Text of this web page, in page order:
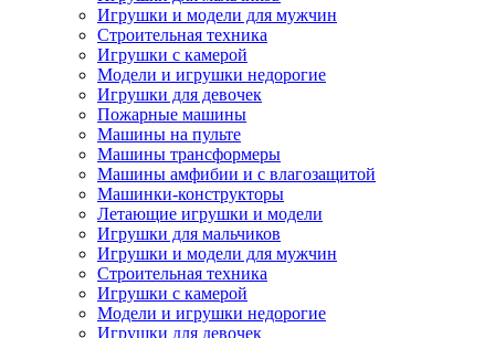
Игрушки и модели для мужчин
Строительная техника
Игрушки с камерой
Модели и игрушки недорогие
Игрушки для девочек
Пожарные машины
Машины на пульте
Машины трансформеры
Машины амфибии и с влагозащитой
Машинки-конструкторы
Летающие игрушки и модели
Игрушки для мальчиков
Игрушки и модели для мужчин
Строительная техника
Игрушки с камерой
Модели и игрушки недорогие
Игрушки для девочек